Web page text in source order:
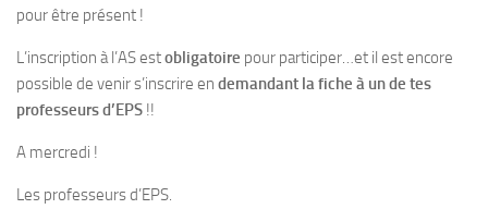
pour être présent !
L’inscription à l’AS estobligatoire pour participer…et il est encore
possible de venir s’inscrire en demandant la fiche à un de tes
professeurs d’EPS !!
A mercredi !
Les professeurs d’EPS.